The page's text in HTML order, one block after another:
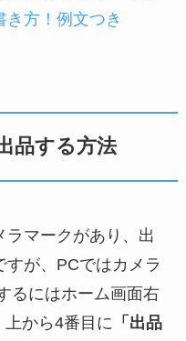
方！例文つき
品する方法
ラマークがあり、出
が、PCではカメラ
るにはホーム画面右
上から4番目に 「出品